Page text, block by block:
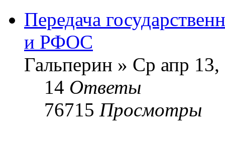
Передача
и РФОС
Гальперин » Ср апр
14 Ответы
76715 Просмотры